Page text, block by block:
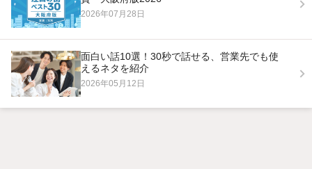
2026年07月28日
面白い話10選！30秒で話せる、営業先でも使
えるネタを紹介
2026年05月12日